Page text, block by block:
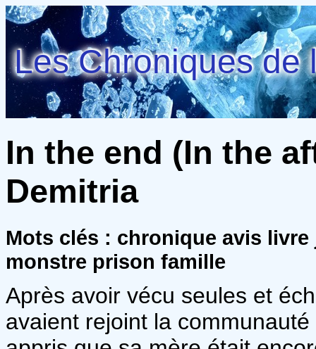
Les Chroniques de
In the end (In the
Demitria
Mots clés : chronique avis
monstre prison famille
Après avoir vécu seules et
avaient rejoint la